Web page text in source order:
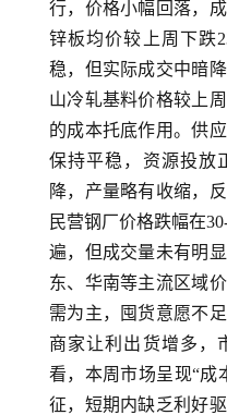
行，价格小幅回落，
锌板均价较上周下跌
稳，但实际成交中暗
山冷轧基料价格较上
的成本托底作用。供
保持平稳，资源投放
降，产量略有收缩，
民营钢厂价格跌幅在
遍，但成交量未有明
东、华南等主流区域
需为主，囤货意愿不
商家让利出货增多，
看，本周市场呈现“成
征，短期内缺乏利好